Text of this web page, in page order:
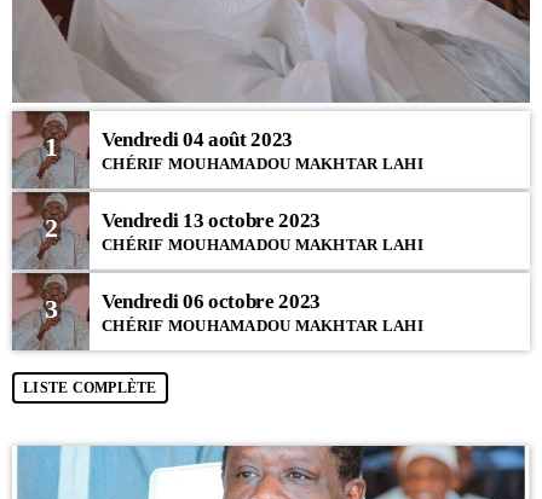
1 Vendredi 04 août 2023
CHÉRIF MOUHAMADOU MAKHTAR LAHI
2 Vendredi 13 octobre 2023
CHÉRIF MOUHAMADOU MAKHTAR LAHI
3 Vendredi 06 octobre 2023
CHÉRIF MOUHAMADOU MAKHTAR LAHI
LISTE COMPLÈTE